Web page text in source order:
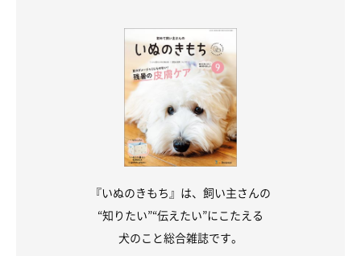
『いぬのきもち』は、飼い主さんの
“知りたい”“伝えたい”にこたえる
犬のこと総合雑誌です。